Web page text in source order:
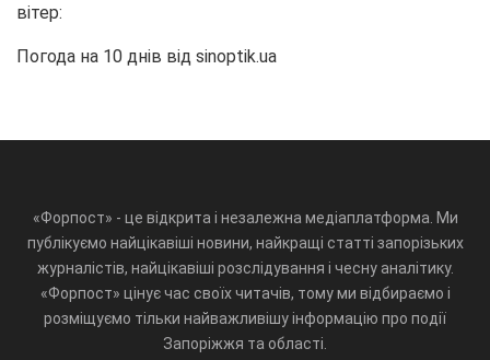
вітер:
Погода на 10 днів від sinoptik.ua
«Форпост» - це відкрита і незалежна медіаплатформа. Ми
публікуємо найцікавіші новини, найкращі статті запорізьких
журналістів, найцікавіші розслідування і чесну аналітику.
«Форпост» цінує час своїх читачів, тому ми відбираємо і
розміщуємо тільки найважливішу інформацію про події
Запоріжжя та області.